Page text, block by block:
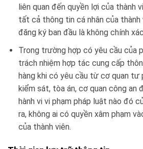
liên quan đến quyền lợi của thành
tất cả thông tin cá nhân của thành
đăng ký ban đầu là không chính
Trong trường hợp có yêu cầu của
trách nhiệm hợp tác cung cấp
hàng khi có yêu cầu từ cơ quan tư
kiểm sát, tòa án, cơ quan công an
hành vi vi phạm pháp luật nào đó
ra, không ai có quyền xâm phạm
của thành viên.